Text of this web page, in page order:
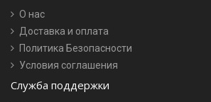
О нас
Доставка и оплата
Политика Безопасности
Условия соглашения
Служба поддержки